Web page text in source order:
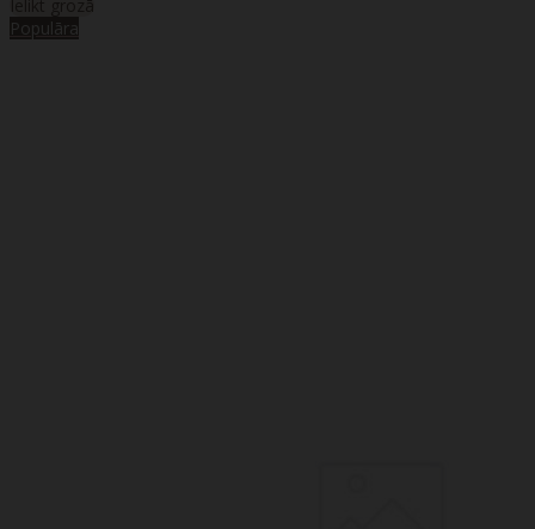
Ielikt grozā
Populāra